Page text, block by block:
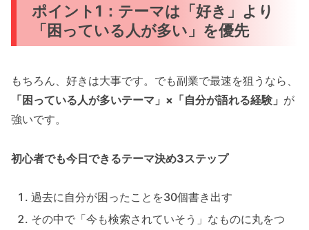
ポイント1：テーマは「好き」より
「困っている人が多い」を優先
もちろん、好きは大事です。でも副業で最速を狙うなら、
「困っている人が多いテーマ」×「自分が語れる経験」 が
強いです。
初心者でも今日できるテーマ決め3ステップ
過去に自分が困ったことを30個書き出す
その中で「今も検索されていそう」なものに丸をつ